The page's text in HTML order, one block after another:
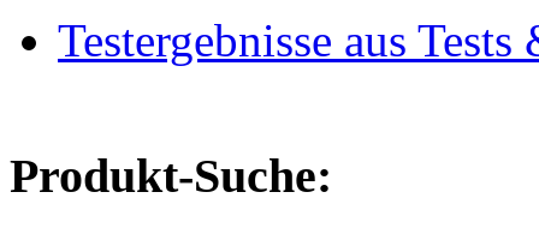
Testergebnisse aus
Produkt-Suche: